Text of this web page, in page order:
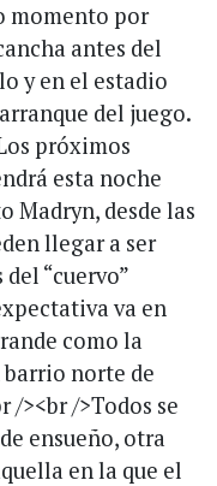
momento por
antes del
y en el estadio
del juego.
próximos
esta noche
Madryn, desde las
llegar a ser
“cuervo”
va en
como la
barrio norte de
/><br />Todos se
ensueño, otra
en la que el